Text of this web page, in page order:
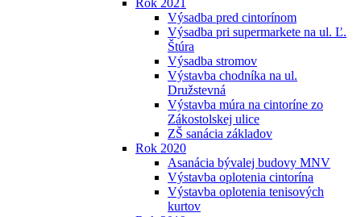
Rok 2021
Výsadba pred cintorínom
Výsadba pri supermarkete na ul. Ľ.
Štúra
Výsadba stromov
Výstavba chodníka na ul.
Družstevná
Výstavba múra na cintoríne zo
Zákostolskej ulice
ZŠ sanácia základov
Rok 2020
Asanácia bývalej budovy MNV
Výstavba oplotenia cintorína
Výstavba oplotenia tenisových
kurtov